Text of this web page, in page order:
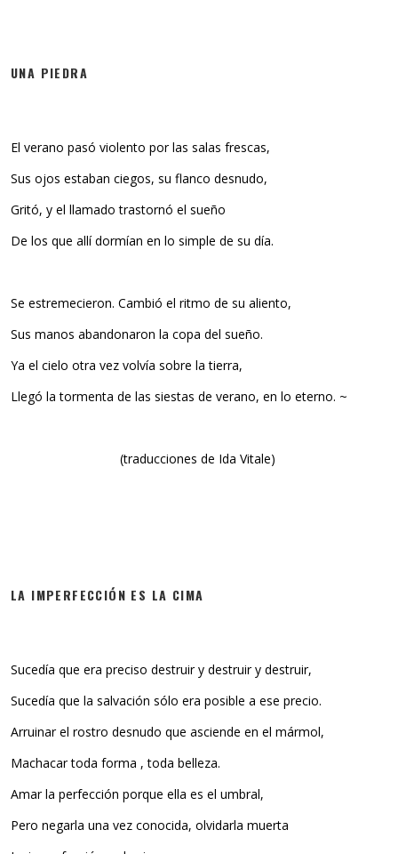
UNA PIEDRA
El verano pasó violento por las salas frescas,
Sus ojos estaban ciegos, su flanco desnudo,
Gritó, y el llamado trastornó el sueño
De los que allí dormían en lo simple de su día.
Se estremecieron. Cambió el ritmo de su aliento,
Sus manos abandonaron la copa del sueño.
Ya el cielo otra vez volvía sobre la tierra,
Llegó la tormenta de las siestas de verano, en lo eterno. ~
(traducciones de Ida Vitale)
LA IMPERFECCIÓN ES LA CIMA
Sucedía que era preciso destruir y destruir y destruir,
Sucedía que la salvación sólo era posible a ese precio.
Arruinar el rostro desnudo que asciende en el mármol,
Machacar toda forma , toda belleza.
Amar la perfección porque ella es el umbral,
Pero negarla una vez conocida, olvidarla muerta